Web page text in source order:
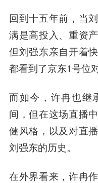
回到十五年前，当
满是高投入、重资
但刘强东亲自开着
都看到了京东1号位
而如今，许冉也继
间，但在这场直播
健风格，以及对直
刘强东的历史。
在外界看来，许冉